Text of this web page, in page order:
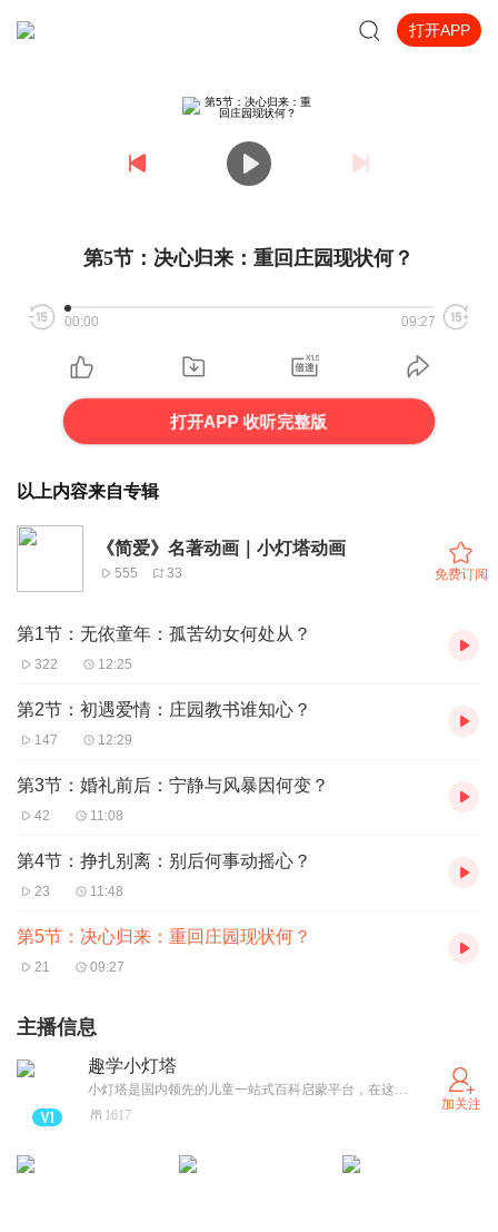
打开APP
第5节：决心归来：重回庄园现状何？
00:00 09:27
打开APP 收听完整版
以上内容来自专辑
《简爱》名著动画｜小灯塔动画
555 33 免费订阅
第1节：无依童年：孤苦幼女何处从？
322 12:25
第2节：初遇爱情：庄园教书谁知心？
147 12:29
第3节：婚礼前后：宁静与风暴因何变？
42 11:08
第4节：挣扎别离：别后何事动摇心？
23 11:48
第5节：决心归来：重回庄园现状何？
21 09:27
主播信息
趣学小灯塔
小灯塔是国内领先的儿童一站式百科启蒙平台，在这里孩子们可以找到感兴趣的内容，在有趣的动画中快乐地学习知识！是全球超过2000万家庭选择的动画知识平台。
1617
加关注